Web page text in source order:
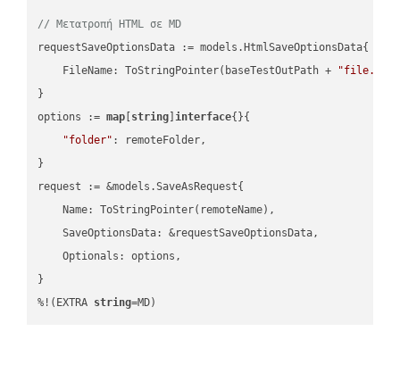
// Μετατροπή HTML σε MD
requestSaveOptionsData := models.HtmlSaveOptionsData{
    FileName: ToStringPointer(baseTestOutPath +
}
options := map string ]interface{}{
"folder" : remoteFolder,
}
request := &models.SaveAsRequest{
    Name: ToStringPointer(remoteName),
    SaveOptionsData: &requestSaveOptionsData,
    Optionals: options,
}
%!(EXTRA string=MD)